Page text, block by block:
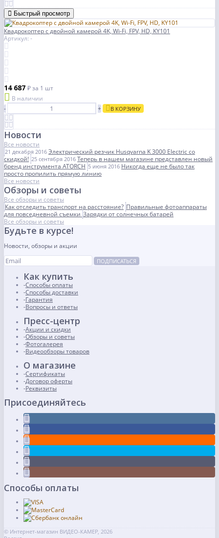
Быстрый просмотр
Квадрокоптер с двойной камерой 4K, Wi-Fi, FPV, HD, KY101
Артикул: -
14 687 ₽за 1 шт
В наличии
-
+ В КОРЗИНУ
Новости
Все новости
21 декабря 2016 Электрический резчик Husqvarna K 3000 Electric со
скидкой! 25 сентября 2016 Теперь в нашем магазине представлен новый
бренд инструмента ATORCH 5 июня 2016 Никогда еще не было так
просто пропилить прямую линию
Все новости
Обзоры и советы
Все обзоры и советы
Как отследить транспорт на расстояние? Правильные фотоаппараты
для повседневной съемки Зарядки от солнечных батарей
Все обзоры и советы
Будьте в курсе!
Новости, обзоры и акции
ПОДПИСАТЬСЯ
Как купить
Способы оплаты
Способы доставки
Гарантия
Вопросы и ответы
Пресс-центр
Акции и скидки
Обзоры и советы
Фотогалерея
Видеообзоры товаров
О магазине
Сертификаты
Договор оферты
Реквизиты
Присоединяйтесь
Способы оплаты
© Интернет-магазин ВИДЕО-КАМЕР, 2026